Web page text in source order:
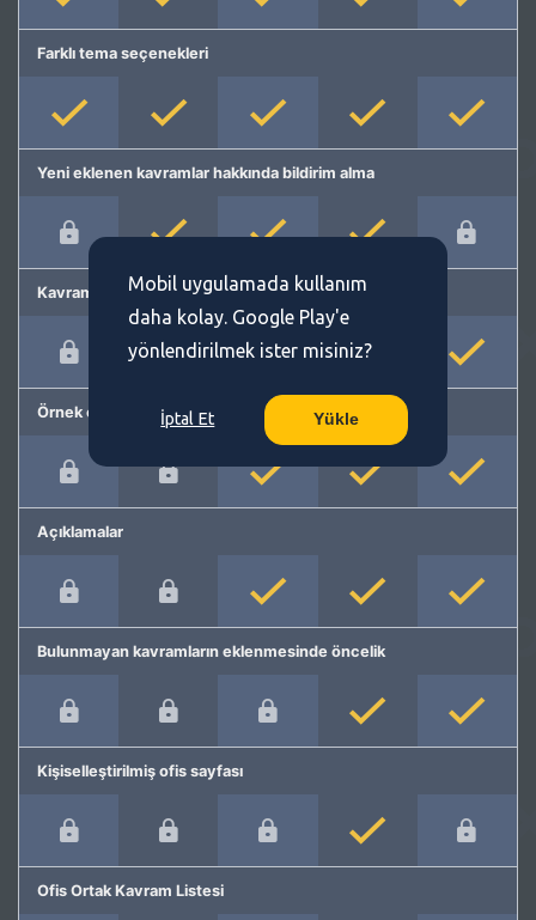
Farklı tema seçenekleri
Yeni eklenen kavramlar hakkında bildirim alma
Kavram önerme
Örnek cümleler
Açıklamalar
Bulunmayan kavramların eklenmesinde öncelik
Kişiselleştirilmiş ofis sayfası
Ofis Ortak Kavram Listesi
Mobil uygulamada kullanım
daha kolay. Google Play'e
yönlendirilmek ister misiniz?
İptal Et Yükle